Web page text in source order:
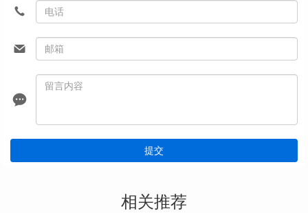
提交
相关推荐